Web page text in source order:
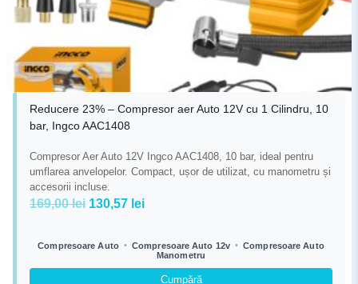
Reducere 23% – Compresor aer Auto 12V cu 1 Cilindru, 10
bar, Ingco AAC1408
Compresor Aer Auto 12V Ingco AAC1408, 10 bar, ideal pentru
umflarea anvelopelor. Compact, ușor de utilizat, cu manometru și
accesorii incluse.
169,00lei Prețul
a
130,57 leiPrețul
este:
130,57 lei.
Compresoare Auto • Compresoare Auto 12v • Compresoare Auto
Manometru
Cumpără